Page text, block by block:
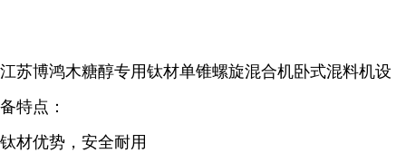
江苏博鸿木糖醇专用钛材单锥螺旋混合机卧式混料机设
备特点：
钛材优势，安全耐用